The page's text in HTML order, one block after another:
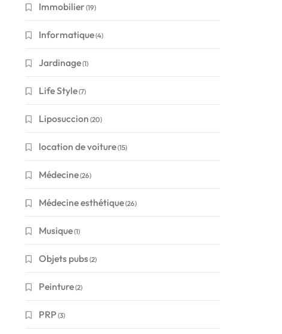
Immobilier(19)
Informatique(4)
Jardinage(1)
Life Style(7)
Liposuccion (20)
location de voiture(15)
Médecine(26)
Médecine esthétique(26)
Musique(1)
Objets pubs(2)
Peinture(2)
PRP (3)